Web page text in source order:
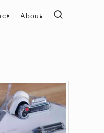
About